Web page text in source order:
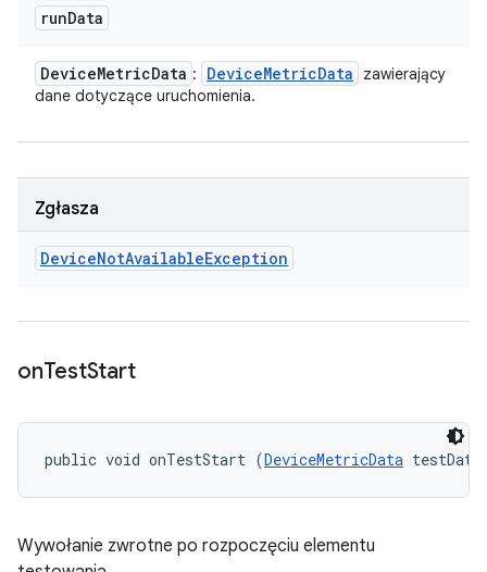
runData
DeviceMetricData : DeviceMetricData
zawierający
dane dotyczące uruchomienia.
Zgłasza
DeviceNotAvailableException
onTestStart
public void onTestStart (DeviceMetricData
Wywołanie zwrotne po rozpoczęciu elementu